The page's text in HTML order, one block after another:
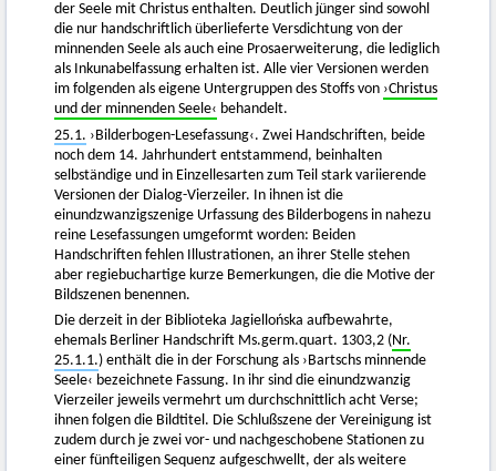
der Seele mit Christus enthalten. Deutlich jünger sind sowohl
die nur handschriftlich überlieferte Versdichtung von der
minnenden Seele als auch eine Prosaerweiterung, die lediglich
als Inkunabelfassung erhalten ist. Alle vier Versionen werden
im folgenden als eigene Untergruppen des Stoffs von ›Christus
und der minnenden Seele‹ behandelt.
25.1. ›Bilderbogen-Lesefassung‹. Zwei Handschriften, beide
noch dem 14. Jahrhundert entstammend, beinhalten
selbständige und in Einzellesarten zum Teil stark variierende
Versionen der Dialog-Vierzeiler. In ihnen ist die
einundzwanzigszenige Urfassung des Bilderbogens in nahezu
reine Lesefassungen umgeformt worden: Beiden
Handschriften fehlen Illustrationen, an ihrer Stelle stehen
aber regiebuchartige kurze Bemerkungen, die die Motive der
Bildszenen benennen.
Die derzeit in der Biblioteka Jagiellońska aufbewahrte,
ehemals Berliner Handschrift Ms.germ.quart. 1303,2 (Nr.
25.1.1.) enthält die in der Forschung als ›Bartschs minnende
Seele‹ bezeichnete Fassung. In ihr sind die einundzwanzig
Vierzeiler jeweils vermehrt um durchschnittlich acht Verse;
ihnen folgen die Bildtitel. Die Schlußszene der Vereinigung ist
zudem durch je zwei vor- und nachgeschobene Stationen zu
einer fünfteiligen Sequenz aufgeschwellt, der als weitere